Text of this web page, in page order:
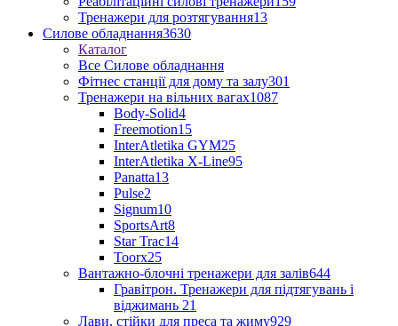
Тренажери для розтягування13
Силове обладнання3630
Каталог
Все Силове обладнання
Фітнес станції для дому та залу301
Тренажери на вільних вагах1087
Body-Solid4
Freemotion15
InterAtletika GYM25
InterAtletika X-Line95
Panatta13
Pulse2
Signum10
SportsArt8
Star Trac14
Toorx25
Вантажно-блочні тренажери для залів644
Гравітрон. Тренажери для підтягувань і
віджимань 21
Лави, стійки для преса та жиму929